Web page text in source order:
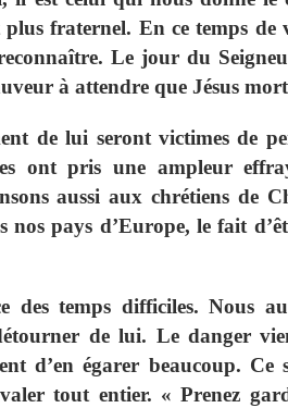
fraternel. En ce temps de
Le jour du
à attendre que Jésus
de lui seront victimes de
ont pris une ampleur
aussi aux chrétiens de
nos pays d’Europe, le fait
des temps difficiles. Nous
de lui. Le danger
d’en égarer beaucoup.
tout entier. « Prenez